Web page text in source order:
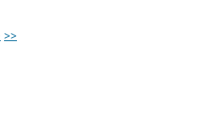
>>